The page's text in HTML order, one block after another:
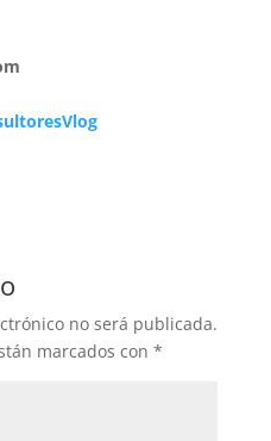
no será publicada.
marcados con *